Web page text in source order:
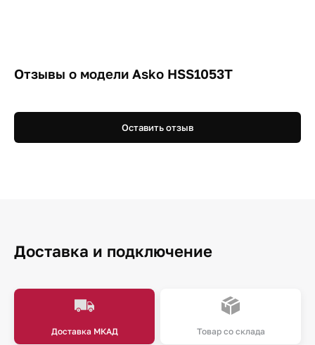
Отзывы о модели Asko HSS1053T
Оставить отзыв
Доставка и подключение
Доставка МКАД Товар со склада